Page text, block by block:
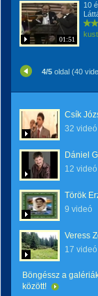
01:51
10
4/5 oldal (40
Csík
32 videó
Dániel
12 videó
Török
9 videó
Veress
17 videó
Böngéssz a
között!